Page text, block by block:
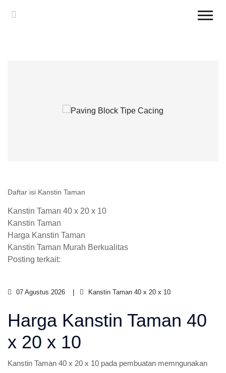
Daftar isi Kanstin Taman
Kanstin Taman 40 x 20 x 10
Kanstin Taman
Harga Kanstin Taman
Kanstin Taman Murah Berkualitas
Posting terkait:
07 Agustus 2026 Kanstin Taman 40 x 20 x 10
Harga Kanstin Taman 40
x 20 x 10
Kanstin Taman 40 x 20 x 10 pada pembuatan memngunakan